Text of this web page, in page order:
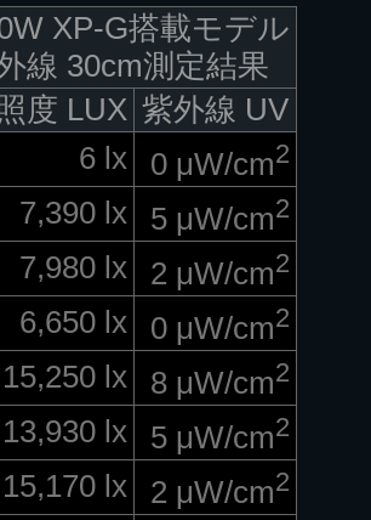
XP-G搭載モデル
線 30cm測定結果
度 LUX 紫外線 UV
6 lx 0 μW/cm2
7,390 lx 5 μW/cm2
7,980 lx 2 μW/cm2
6,650 lx 0 μW/cm2
15,250 lx 8 μW/cm2
13,930 lx 5 μW/cm2
15,170 lx 2 μW/cm2